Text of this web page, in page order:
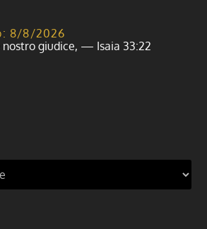
8/8/2026
nostro giudice, — Isaia 33:22